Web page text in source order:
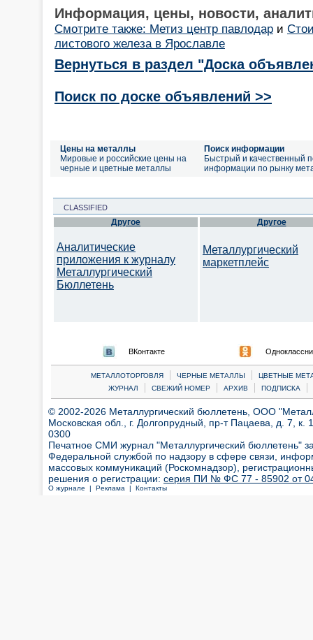
Информация, цены, новости,
Смотрите также: Метиз центр павлодар и
листового железа в Ярославле
Вернуться в раздел "Доска
Поиск по доске объявлений >>
Цены на металлы
Мировые и российские цены на
черные и цветные металлы
Поиск информации
Быстрый и качественный
информации по рынку
CLASSIFIED
Другое
Аналитические
приложения к журналу
Металлургический
Бюллетень
Другое
Металлургический
маркетплейс
ВКонтакте
МЕТАЛЛОТОРГОВЛЯ | ЧЕРНЫЕ МЕТАЛЛЫ |
ЦВЕТНЫЕ
ЖУРНАЛ
| СВЕЖИЙ НОМЕР | АРХИВ | ПОДПИСКА |
© 2002-2026 Металлургический бюллетень, ООО
Московская обл., г. Долгопрудный, пр-т Пацаева, д. 7,
0300
Печатное СМИ журнал "Металлургический бюллетень"
Федеральной службой по надзору в сфере связи,
массовых коммуникаций (Роскомнадзор),
решения о регистрации: серия ПИ № ФС 77 - 85902 от 04
О журнале | Реклама | Контакты